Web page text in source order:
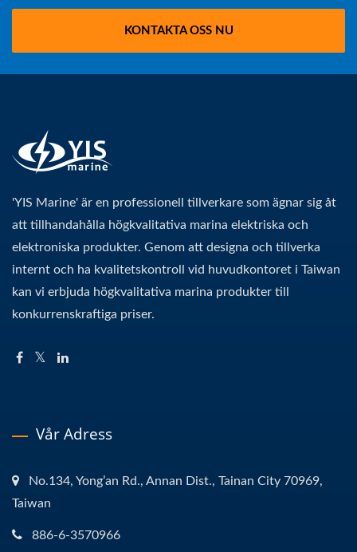
KONTAKTA OSS NU
'YIS Marine' är en professionell tillverkare som ägnar sig åt
att tillhandahålla högkvalitativa marina elektriska och
elektroniska produkter. Genom att designa och tillverka
internt och ha kvalitetskontroll vid huvudkontoret i Taiwan
kan vi erbjuda högkvalitativa marina produkter till
konkurrenskraftiga priser.
Vår Adress
No.134, Yong’an Rd., Annan Dist., Tainan City 70969,
Taiwan
886-6-3570966